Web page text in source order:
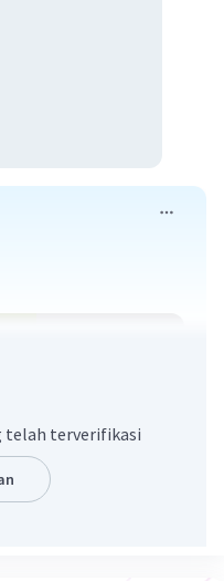
telah terverifikasi